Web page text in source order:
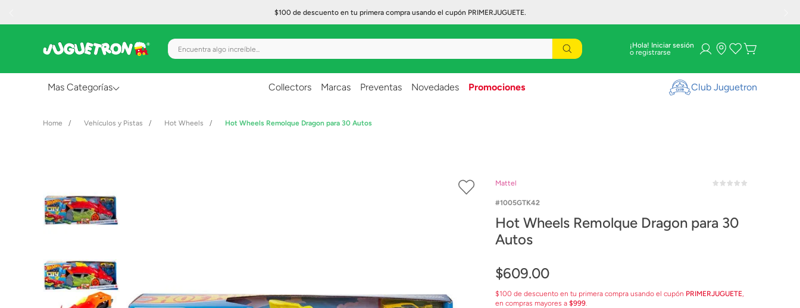
$100 de descuento en tu primera compra usando el cupón PRIMERJUGUETE.
Encuentra algo increíble... ¡Hola! Iniciar sesión
Mas Categorías
Figuras de Acción
Lanzadores
Muñecas
Collectors Marcas Preventas Novedades Promociones Club Juguetron
Vehículos y Pistas Hot Wheels Hot Wheels Remolque Dragon para 30 Autos
Mattel
1005GTK42
Hot Wheels Remolque Dragon para 30
Autos
$609.00
$100 de descuento en tu primera compra usando el cupón PRIMERJUGUETE,
en compras mayores a $999.